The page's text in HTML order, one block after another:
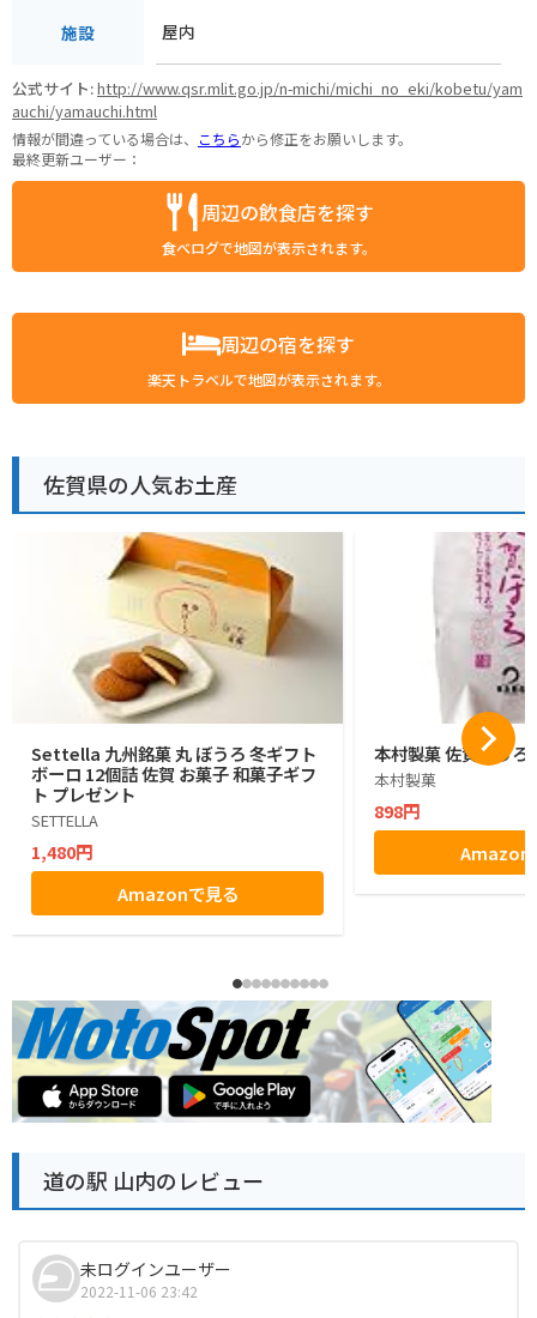
施設 屋内
公式サイト:http://www.qsr.mlit.go.jp/n-michi/michi_no_eki/kobetu/yam
auchi/yamauchi.html
情報が間違っている場合は、 こちらから修正をお願いします。
最終更新ユーザー：
周辺の飲食店を探す
食べログで地図が表示されます。
周辺の宿を探す
楽天トラベルで地図が表示されます。
佐賀県の人気お土産
Settella 九州銘菓 丸 ぼうろ 冬ギフト
ボーロ 12個詰 佐賀 お菓子 和菓子ギフ
ト プレゼント
SETTELLA
1,480円
Amazonで見る
本村製菓 佐賀ぼうろ
本村製菓
898円
Amazon
道の駅 山内のレビュー
未ログインユーザー
2022-11-06 23:42